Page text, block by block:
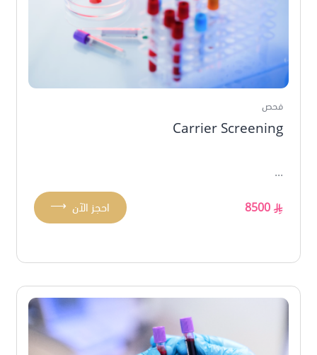
فحص
Carrier Screening
...
8500
⟶ احجز الآن